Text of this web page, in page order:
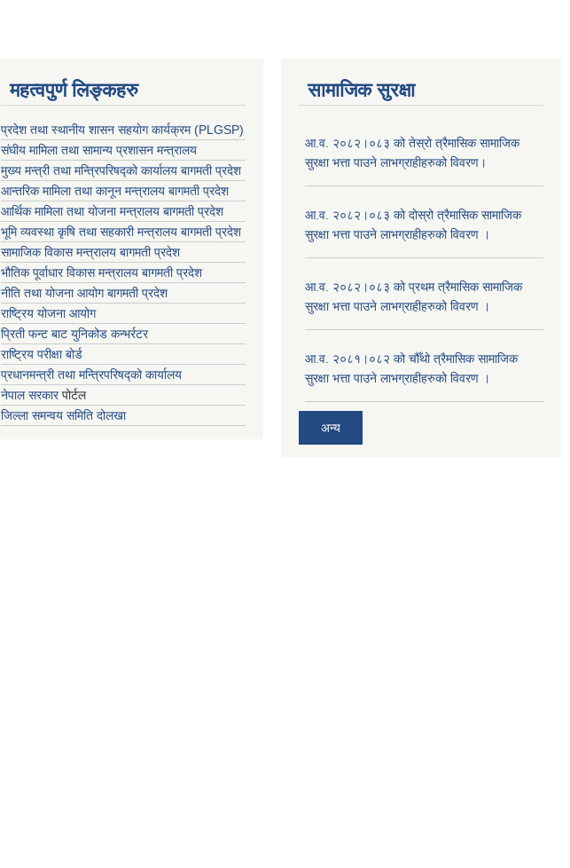
महत्वपुर्ण लिङ्कहरु
प्रदेश तथा स्थानीय शासन सहयाेग कार्यक्रम (PLGSP)
संघीय मामिला तथा सामान्य प्रशासन मन्त्रालय
मुख्य मन्त्री तथा मन्त्रिपरिषद्को कार्यालय बागमती प्रदेश
आन्तरिक मामिला तथा कानून मन्त्रालय बागमती प्रदेश
आर्थिक मामिला तथा योजना मन्त्रालय बागमती प्रदेश
भूमि व्यवस्था कृषि तथा सहकारी मन्त्रालय बागमती प्रदेश
सामाजिक विकास मन्त्रालय बागमती प्रदेश
भौतिक पूर्वाधार विकास मन्त्रालय बागमती प्रदेश
नीति तथा योजना आयोग बागमती प्रदेश
राष्ट्रिय योजना आयोग
प्रिती फन्ट बाट युनिकोड कन्भर्रटर
राष्ट्रिय परीक्षा बोर्ड
प्रधानमन्त्री तथा मन्त्रिपरिषद्को कार्यालय
नेपाल सरकारपोर्टल
जिल्ला समन्वय समिति दोलखा
सामाजिक सुरक्षा
आ.व. २०८२।०८३ को तेस्रो त्रैमासिक सामाजिक
सुरक्षा भत्ता पाउने लाभग्राहीहरुको विवरण।
आ.व. २०८२।०८३ को दोस्रो त्रैमासिक सामाजिक
सुरक्षा भत्ता पाउने लाभग्राहीहरुको विवरण ।
आ.व. २०८२।०८३ को प्रथम त्रैमासिक सामाजिक
सुरक्षा भत्ता पाउने लाभग्राहीहरुको विवरण ।
आ.व. २०८१।०८२ को चौँथो त्रैमासिक सामाजिक
सुरक्षा भत्ता पाउने लाभग्राहीहरुको विवरण ।
अन्य